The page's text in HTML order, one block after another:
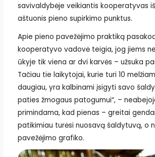
savivaldybėje veikiantis kooperatyvas
aštuonis pieno supirkimo punktus.
Apie pieno pavežėjimo praktiką
kooperatyvo vadovė teigia, jog jiems
ūkyje tik viena ar dvi karvės – užsuka
Tačiau tie laikytojai, kurie turi 10
daugiau, yra kalbinami įsigyti savo
paties žmogaus patogumui“, –
primindama, kad pienas – greitai
patikimiau turėsi nuosavą šaldytuvą, o
pavežėjimo grafiko.